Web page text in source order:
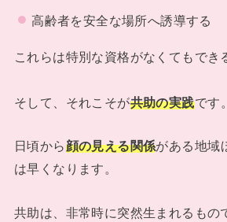
高齢者を安全な場所へ誘導する
これらは特別な資格がなくてもでき
そして、それこそが共助の実践です。
日頃から顔の見える関係がある地域
は早くなります。
共助は、非常時に突然生まれるもの